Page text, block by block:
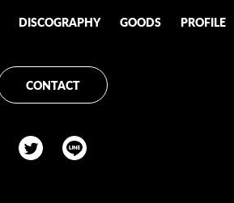
DISCOGRAPHY GOODS PROFILE
CONTACT